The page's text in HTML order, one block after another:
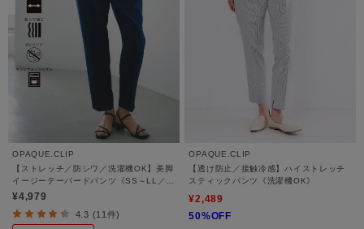
OPAQUE.CLIP
【ストレッチ／防シワ／洗濯機OK】美脚
イージーテーパードパンツ《SS～LL／
5col／セットアップ可／丈が選べる》
¥4,979
4.3 (11件)
OPAQUE.CLIP
【透け防止／接触冷感】ハイストレッチ
スティックパンツ《洗濯機OK》
¥2,489
50%OFF